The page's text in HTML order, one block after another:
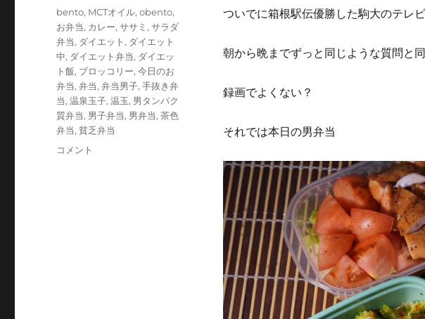
ついでに箱根駅伝優勝した駒大のテレ
朝から晩までずっと同じような質問と
録画でよくない？
それでは本日の男弁当
テ
ゴ
リ
ー
タ
グ
bento, MCTオイル,obento,
お弁当, カレー,ササミ ,サラダ
弁当, ダイエット , ダイエット
中, ダイエット弁当, ダイエッ
ト飯, ブロッコリー,今日のお
弁当,弁当,弁当男子,手抜き弁
当,温泉玉子,温玉, 男タンパク
質弁当, 男子弁当, 男弁当,茶色
弁当,貧乏弁当
お
コメント